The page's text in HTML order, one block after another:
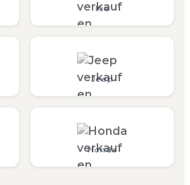
Kia
Jeep
Honda